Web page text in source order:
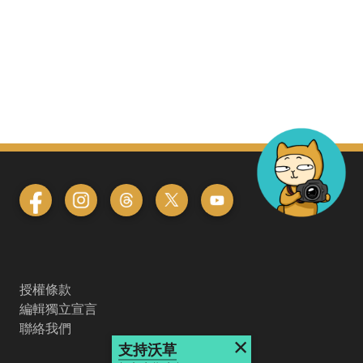
授權條款
編輯獨立宣言
聯絡我們
支持沃草 ×